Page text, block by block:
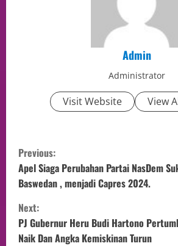
Admin
Administrator
Visit Website View
Previous:
Apel Siaga Perubahan Partai NasDem
Baswedan , menjadi Capres 2024.
Next:
PJ Gubernur Heru Budi Hartono
Naik Dan Angka Kemiskinan Turun